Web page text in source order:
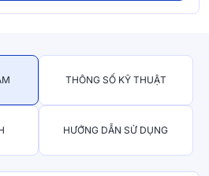
THÔNG SỐ KỸ THUẬT
HƯỚNG DẪN SỬ DỤNG